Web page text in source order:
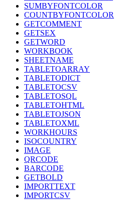
SUMBYFONTCOLOR
COUNTBYFONTCOLOR
GETCOMMENT
GETSEX
GETWORD
WORKBOOK
SHEETNAME
TABLETOARRAY
TABLETODICT
TABLETOCSV
TABLETOSQL
TABLETOHTML
TABLETOJSON
TABLETOXML
WORKHOURS
ISOCOUNTRY
IMAGE
QRCODE
BARCODE
GETBOLD
IMPORTTEXT
IMPORTCSV